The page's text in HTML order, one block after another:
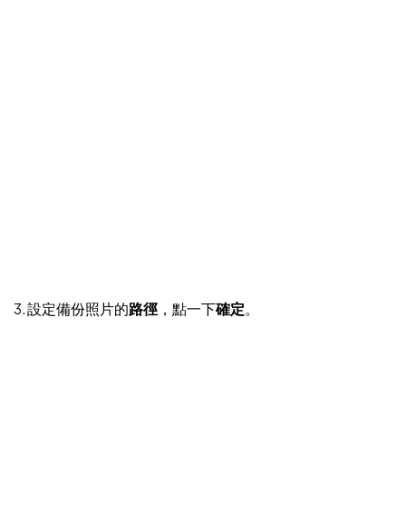
3. 設定備份照片的路徑 ，點一下確定。